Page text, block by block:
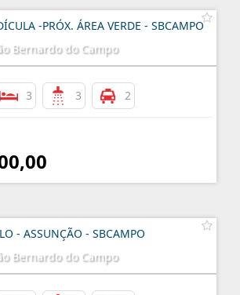
-PRÓX. ÁREA VERDE - SBCAMPO
Bernardo do Campo
3 3 2
- ASSUNÇÃO - SBCAMPO
Bernardo do Campo